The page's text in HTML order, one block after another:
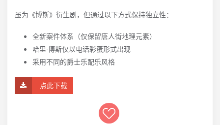
虽为《博斯》衍生剧，但通过以下方式保持独立性：
全新案件体系（仅保留唐人街地理元素）
哈里·博斯仅以电话彩蛋形式出现
采用不同的爵士乐配乐风格
点此下载